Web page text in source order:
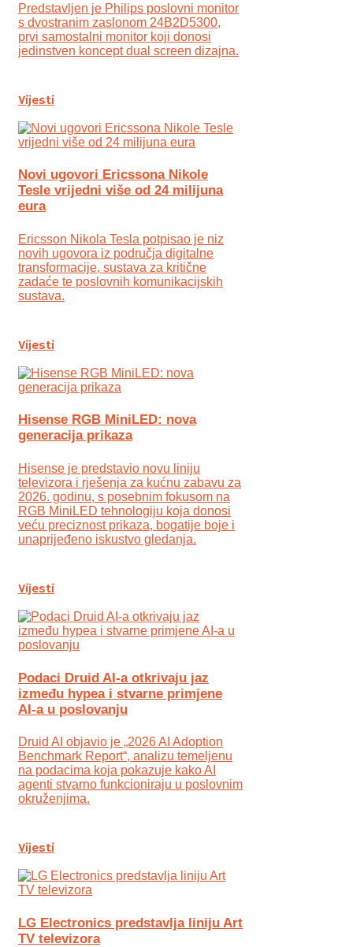
Predstavljen je Philips poslovni monitor
s dvostranim zaslonom 24B2D5300,
prvi samostalni monitor koji donosi
jedinstven koncept dual screen dizajna.
Vijesti
Novi ugovori Ericssona Nikole
Tesle vrijedni više od 24 milijuna
eura
Ericsson Nikola Tesla potpisao je niz
novih ugovora iz područja digitalne
transformacije, sustava za kritične
zadaće te poslovnih komunikacijskih
sustava.
Vijesti
Hisense RGB MiniLED: nova
generacija prikaza
Hisense je predstavio novu liniju
televizora i rješenja za kućnu zabavu za
2026. godinu, s posebnim fokusom na
RGB MiniLED tehnologiju koja donosi
veću preciznost prikaza, bogatije boje i
unaprijeđeno iskustvo gledanja.
Vijesti
Podaci Druid AI-a otkrivaju jaz
između hypea i stvarne primjene
AI-a u poslovanju
Druid AI objavio je „2026 AI Adoption
Benchmark Report“, analizu temeljenu
na podacima koja pokazuje kako AI
agenti stvarno funkcioniraju u poslovnim
okruženjima.
Vijesti
LG Electronics predstavlja liniju Art
TV televizora